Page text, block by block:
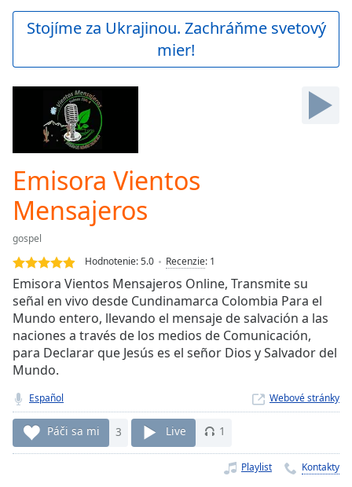
Play
Video
Skip
Current
Duration
Loaded:
0.00%
Stream
TypeLIVE
Seek to
live,
currently
behind
liveLIVE
Remaining
Time-
1x
Playback
Rate
Stojíme za Ukrajinou. Zachráňme svetový
mier!
Emisora Vientos
Mensajeros
gospel
Hodnotenie:5.0 Recenzie: 1
Emisora Vientos Mensajeros Online, Transmite su
señal en vivo desde Cundinamarca Colombia Para el
Mundo entero, llevando el mensaje de salvación a las
naciones a través de los medios de Comunicación,
para Declarar que Jesús es el señor Dios y Salvador del
Mundo.
Español Webové stránky
Páči sa mi 3 Live 1
Playlist Kontakty